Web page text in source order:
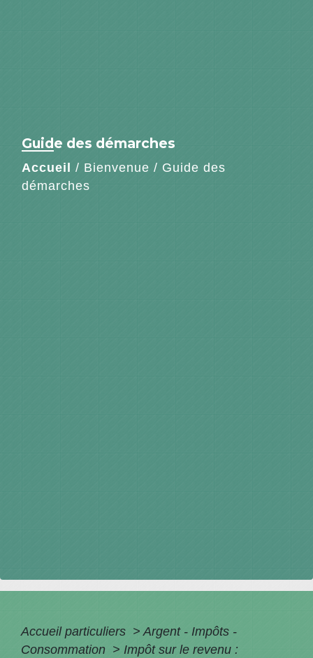
Guide des démarches
Accueil / Bienvenue / Guide des
démarches
Accueil particuliers > Argent - Impôts -
Consommation > Impôt sur le revenu :